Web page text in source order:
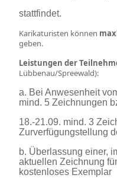
stattfindet.
Karikaturisten können
geben.
Leistungen der
Lübbenau/Spreewald):
a. Bei Anwesenheit
mind. 5 Zeichnungen
18.-21.09. mind. 3
Zurverfügungstellung
b. Überlassung einer,
aktuellen Zeichnung
kostenloses Exemplar